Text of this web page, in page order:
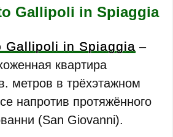
Gallipoli in Spiaggia
Gallipoli in Spiaggia ‒
квартира
метров в трёхэтажном
напротив протяжённого
(San Giovanni).